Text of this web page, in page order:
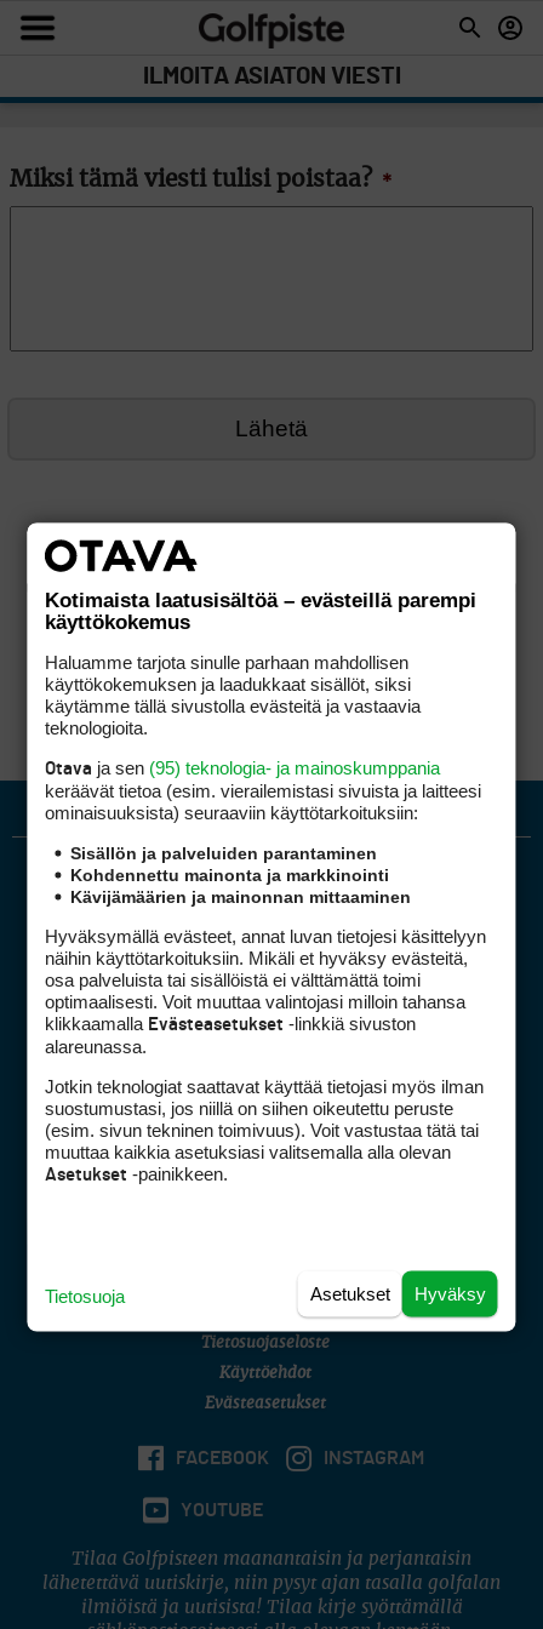
ILMOITA ASIATON VIESTI
Miksi tämä viesti tulisi poistaa? *
Golfpiste mediakortti
Golfpisteen yhteystiedot
DSA avoimuusraportti
Asiakaspalvelu
(digi) digi@otavamedia.fi
Tietosuojaseloste
Käyttöehdot
Evästeasetukset
FACEBOOK INSTAGRAM
YOUTUBE
Tilaa Golfpisteen maanantaisin ja perjantaisin
lähetettävä uutiskirje, niin pysyt ajan tasalla golfalan
ilmiöistä ja uutisista! Tilaa kirje syöttämällä
Kotimaista laatusisältöä – evästeillä parempi
käyttökokemus
Haluamme tarjota sinulle parhaan mahdollisen
käyttökokemuksen ja laadukkaat sisällöt, siksi
käytämme tällä sivustolla evästeitä ja vastaavia
teknologioita.
Otava ja sen (95) teknologia- ja mainoskumppania
keräävät tietoa (esim. vierailemis­tasi sivuista ja laitteesi
ominaisuuk­sista) seuraaviin käyttötarkoituksiin:
Sisällön ja palveluiden parantaminen
Kohdennettu mainonta ja markkinointi
Kävijämäärien ja mainonnan mittaaminen
Hyväksymällä evästeet, annat luvan tietojesi käsittelyyn
näihin käyttötarkoituksiin. Mikäli et hyväksy evästeitä,
osa palveluista tai sisällöistä ei välttämättä toimi
optimaalisesti. Voit muuttaa valintojasi milloin tahansa
klikkaamalla Evästeasetukset -linkkiä sivuston
alareunassa.
Jotkin teknologiat saattavat käyttää tietojasi myös ilman
suostumustasi, jos niillä on siihen oikeutettu peruste
(esim. sivun tekninen toimivuus). Voit vastustaa tätä tai
muuttaa kaikkia asetuksiasi valitsemalla alla olevan
Asetukset -painikkeen.
Hyväksy
Asetukset
Tietosuoja